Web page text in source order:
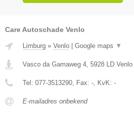
Care Autoschade Venlo
Limburg » Venlo | Google maps ▼
Vasco da Gamaweg 4 5928 LD Venlo
Tel: 077-3513290 , Fax: - , KvK: -
E-mailadres onbekend